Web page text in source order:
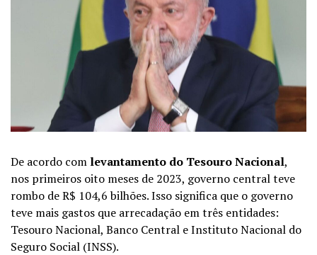
De acordo com levantamento do Tesouro Nacional,
nos primeiros oito meses de 2023, governo central teve
rombo deR$ 104,6 bilhões. Isso significa que o governo
teve mais gastos que arrecadação em três entidades:
Tesouro Nacional, Banco Central e Instituto Nacional do
Seguro Social (INSS).